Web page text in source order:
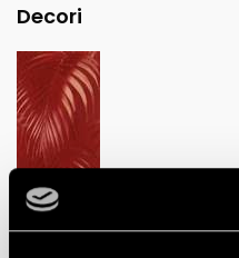
Decori